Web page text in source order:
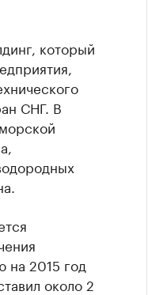
который
СНГ. В
на 2015 год
около 2